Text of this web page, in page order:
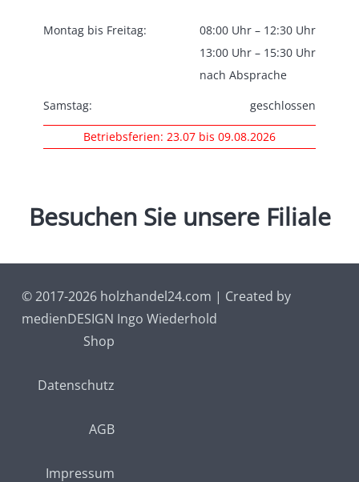
Montag bis Freitag:
08:00 Uhr – 12:30 Uhr
13:00 Uhr – 15:30 Uhr
nach Absprache
Samstag:
geschlossen
Betriebsferien: 23.07 bis 09.08.2026
Wir
Besuchen
freuen
Sie uns
unsereüberFiliale
© 2017-2026 holzhandel24.com | Created by
medienDESIGN Ingo Wiederhold